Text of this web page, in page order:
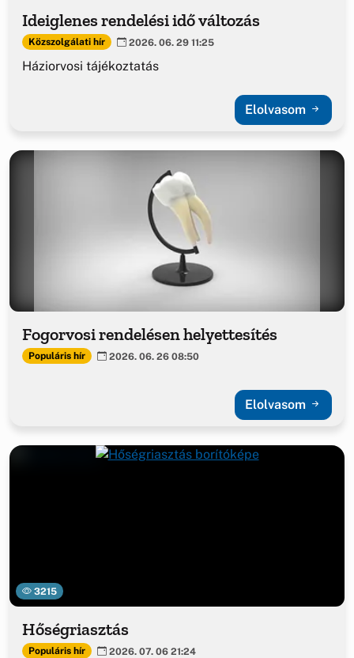
Ideiglenes rendelési idő változás
Közszolgálati hír 2026. 06. 29 11:25
Háziorvosi tájékoztatás
Elolvasom
Fogorvosi rendelésen helyettesítés
Populáris hír 2026. 06. 26 08:50
Elolvasom
3215
Hőségriasztás
Populáris hír 2026. 07. 06 21:24